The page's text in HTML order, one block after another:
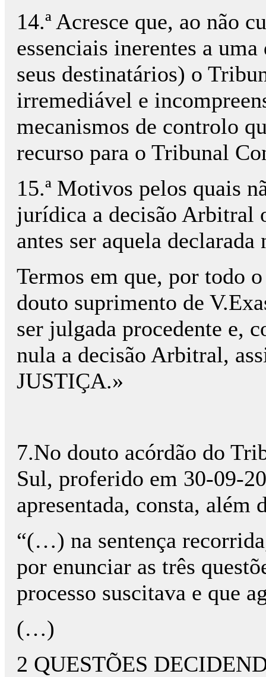
14.ª Acresce que, ao não
essenciais inerentes a
seus destinatários) o
irremediável e
mecanismos de controlo
recurso para o Tribunal
15.ª Motivos pelos quais
jurídica a decisão Arbitral
antes ser aquela declarada
Termos em que, por todo
douto suprimento de
ser julgada procedente e,
nula a decisão Arbitral,
JUSTIÇA.»
7.No douto acórdão do
Sul, proferido em 30-09-
apresentada, consta, além
“(…) na sentença
por enunciar as três
processo suscitava e que
(…)
2 QUESTÕES